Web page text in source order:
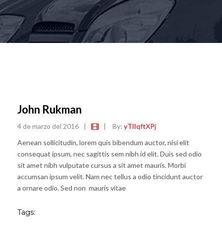
John Rukman
4 de marzo del 2016 | | By: yTlIqftXPj
Aenean sollicitudin, lorem quis bibendum auctor, nisi elit
consequat ipsum, nec sagittis sem nibh id elit. Duis sed odio
sit amet nibh vulputate cursus a sit amet mauris. Morbi
accumsan ipsum velit. Nam nec tellus a odio tincidunt auctor
a ornare odio. Sed non mauris vitae
Tags: